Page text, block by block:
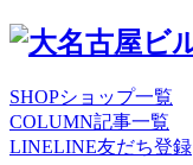
SHOPショップ一覧
COLUMN記事一覧
LINELINE友だち登録